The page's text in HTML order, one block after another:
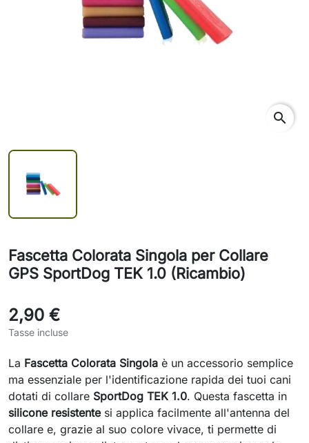
search
Fascetta Colorata Singola per Collare
GPS SportDog TEK 1.0 (Ricambio)
2,90 €
Tasse incluse
La Fascetta Colorata Singola è un accessorio semplice
ma essenziale per l'identificazione rapida dei tuoi cani
dotati di collare SportDog TEK 1.0. Questa fascetta in
silicone resistentesi applica facilmente all'antenna del
collare e, grazie al suo colore vivace, ti permette di